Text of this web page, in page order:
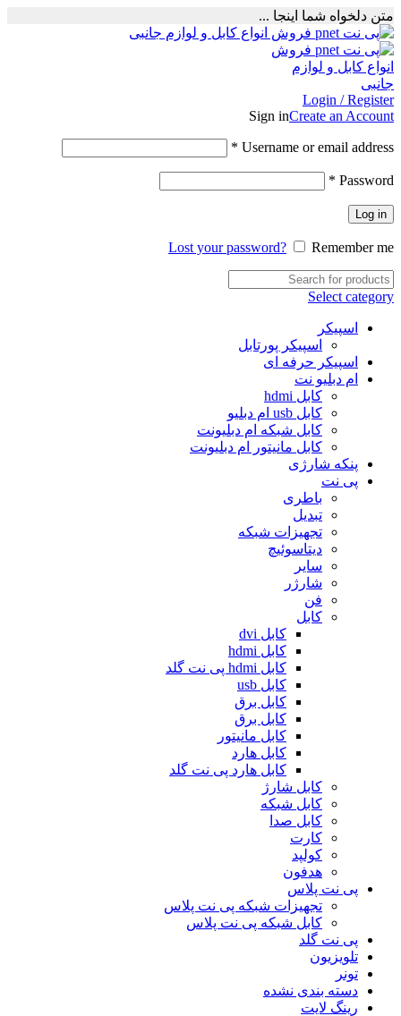
متن دلخواه شما اینجا ...
Login / Register
Sign inCreate an Account
Username or email address
*
Password
*
Log in
Lost your password? Remember me
Select category
اسپیکر
اسپیکر پورتابل
اسپیکر حرفه ای
ام دبلیو نت
کابل hdmi
کابل usb ام دبلیو
کابل شبکه ام دبلیونت
کابل مانیتور ام دبلیونت
پنکه شارژی
پی نت
باطری
تبدیل
تجهیزات شبکه
دیتاسوئیچ
سایر
شارژر
فن
کابل
کابل dvi
کابل hdmi
کابل hdmi پی نت گلد
کابل usb
کابل برق
کابل برق
کابل مانیتور
کابل هارد
کابل هارد پی نت گلد
کابل شارژ
کابل شبکه
کابل صدا
کارت
کولپد
هدفون
پی نت پلاس
تجهیزات شبکه پی نت پلاس
کابل شبکه پی نت پلاس
پی نت گلد
تلویزیون
تونر
دسته بندی نشده
رینگ لایت